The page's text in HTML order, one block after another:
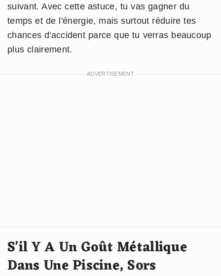
suivant. Avec cette astuce, tu vas gagner du
temps et de l'énergie, mais surtout réduire tes
chances d'accident parce que tu verras beaucoup
plus clairement.
S'il Y A Un Goût Métallique
Dans Une Piscine, Sors